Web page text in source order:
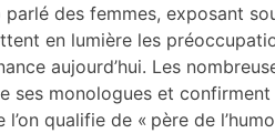
des femmes, exposant
en lumière les
aujourd’hui. Les
ses monologues et confirment
qualifie de « père de